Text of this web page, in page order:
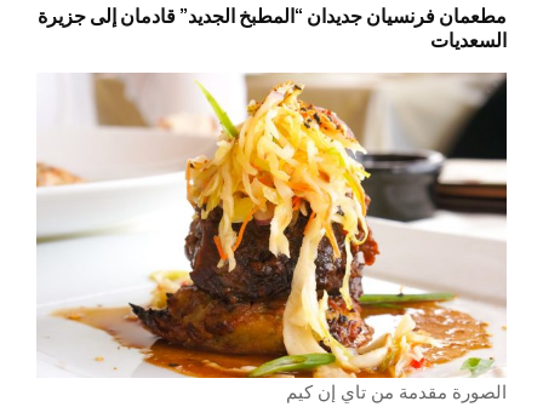
مطعمان فرنسيان جديدان “المطبخ الجديد” قادمان إلى جزيرة
السعديات
الصورة مقدمة من تاي إن كيم